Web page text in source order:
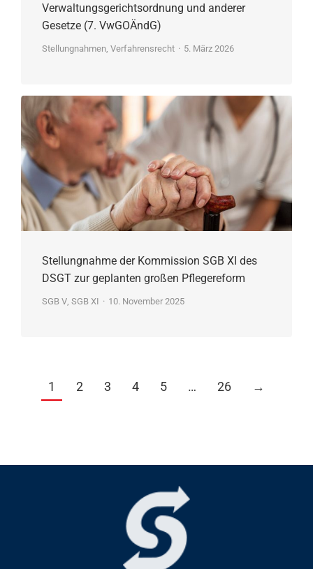
Verwaltungsgerichtsordnung und anderer
Gesetze (7. VwGOÄndG)
Stellungnahmen Verfahrensrecht 5. März 2026
Stellungnahme der Kommission SGB XI des
DSGT zur geplanten großen Pflegereform
SGB V SGB XI 10. November 2025
1 2 3 4 5 … 26 →